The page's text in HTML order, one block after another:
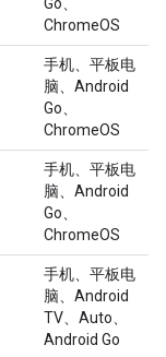
ChromeOS
手机、平板电
脑、Android
Go、
ChromeOS
手机、平板电
脑、Android
Go、
ChromeOS
手机、平板电
脑、Android
TV、Auto、
Android Go